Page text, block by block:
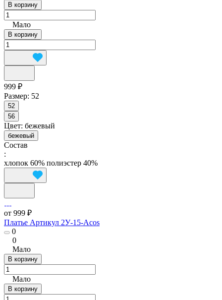
В корзину
Мало
В корзину
999 ₽
Размер: 52
52
56
Цвет: бежевый
бежевый
Состав
:
хлопок 60% полиэстер 40%
от 999 ₽
Платье Артикул 2У-15-Acos
0
0
Мало
В корзину
Мало
В корзину